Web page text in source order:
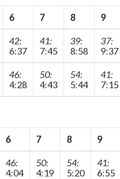
6 7 8 9
42:
6:37
41:
7:45
39:
8:58
37:
9:37
46:
4:28
50:
4:43
54:
5:44
41:
7:15
6 7 8 9
46:
4:04
50:
4:19
54:
5:20
41:
6:55